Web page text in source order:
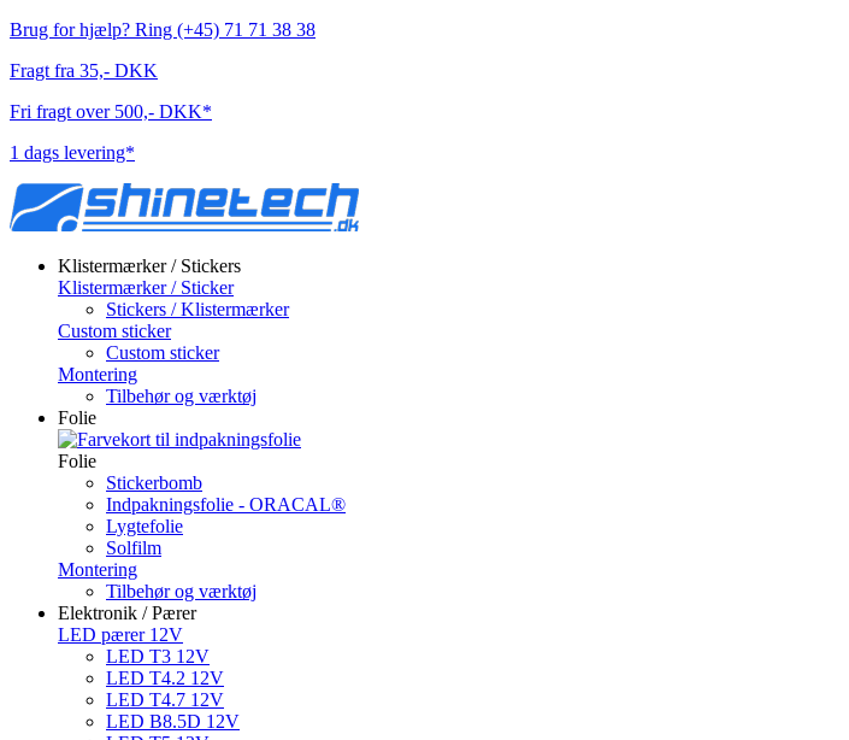
Brug for hjælp? Ring (+45) 71 71 38 38
Fragt fra 35,- DKK
Fri fragt over 500,- DKK*
1 dags levering*
Klistermærker / Stickers
Klistermærker / Sticker
Stickers / Klistermærker
Custom sticker
Custom sticker
Montering
Tilbehør og værktøj
Folie
Folie
Stickerbomb
Indpakningsfolie - ORACAL®
Lygtefolie
Solfilm
Montering
Tilbehør og værktøj
Elektronik / Pærer
LED pærer 12V
LED T3 12V
LED T4.2 12V
LED T4.7 12V
LED B8.5D 12V